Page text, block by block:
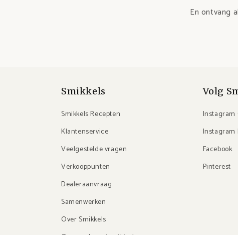
En ontvang
Smikkels
Smikkels Recepten
Klantenservice
Veelgestelde vragen
Verkooppunten
Dealeraanvraag
Samenwerken
Over Smikkels
Volg
Instagram
Instagram
Facebook
Pinterest